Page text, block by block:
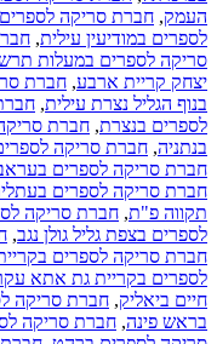
העמק, חברת סריקה לספרים
לספרים במודיעין עילית,
סריקה לספרים במעלות
יצחק קריית ארבע, חברת
בנוף הגליל נצרת עילית,
לספרים בנצרת, חברת
בנתניה, חברת סריקה
חברת סריקה לספרים
חברת סריקה לספרים
תקווה פ"ת, חברת סריקה
לספרים בצפת גליל גולן נגב,
חברת סריקה לספרים
לספרים בקריית גת אתא
חיים ביאליק, חברת סריקה
בראש פינה, חברת סריקה